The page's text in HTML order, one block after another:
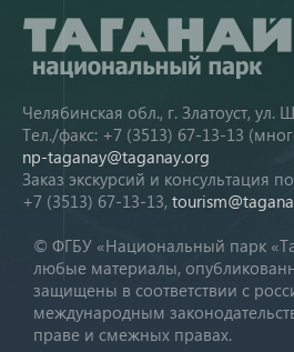
Челябинская обл., г. Златоуст, ул.
Тел./факс: +7 (3513) 67-13-13
np-taganay@taganay.org
Заказ экскурсий и консультация
+7 (3513) 67-13-13,
© ФГБУ «Национальный парк
любые материалы,
защищены в соответствии с
международным
праве и смежных правах.